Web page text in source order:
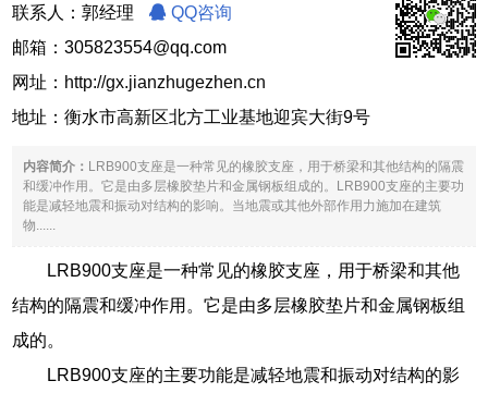
联系人：郭经理
QQ咨询
邮箱：305823554@qq.com
网址： http://gx.jianzhugezhen.cn
地址：衡水市高新区北方工业基地迎宾大街9号
内容简介： LRB900支座是一种常见的橡胶支座，用于桥梁和其他结构的隔震
和缓冲作用。它是由多层橡胶垫片和金属钢板组成的。LRB900支座的主要功
能是减轻地震和振动对结构的影响。当地震或其他外部作用力施加在建筑
物......
LRB900支座是一种常见的橡胶支座，用于桥梁和其他
结构的隔震和缓冲作用。它是由多层橡胶垫片和金属钢板组
成的。
LRB900支座的主要功能是减轻地震和振动对结构的影